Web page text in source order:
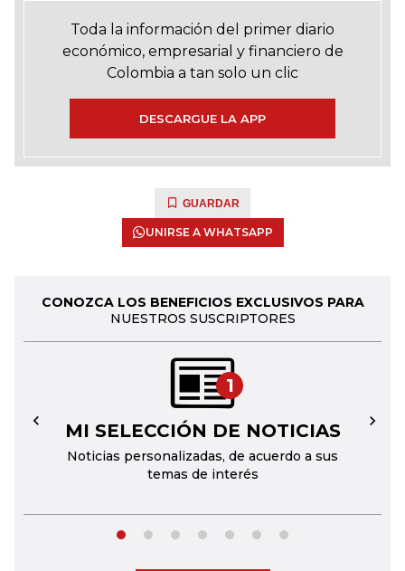
Toda la información del primer diario
económico, empresarial y financiero de
Colombia a tan solo un clic
DESCARGUE LA APP
GUARDAR
UNIRSE A WHATSAPP
CONOZCA LOS BENEFICIOS EXCLUSIVOS PARA
NUESTROS SUSCRIPTORES
1
MI SELECCIÓN DE NOTICIAS
Noticias personalizadas, de acuerdo a sus
temas de interés
← →